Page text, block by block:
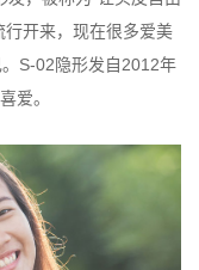
行开来，现在很多爱美
S-02隐形发自2012年
爱。